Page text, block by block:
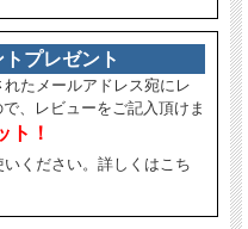
プレゼント
たメールアドレス宛にレ
、レビューをご記入頂けま
ト！
ください。詳しくはこち